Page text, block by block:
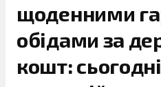
щоденними
обідами за
кошт: